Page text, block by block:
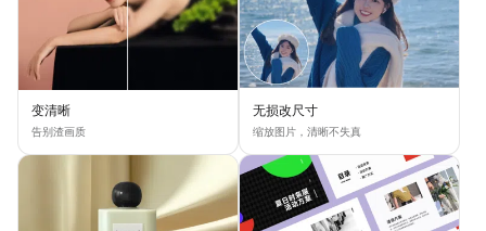
变清晰
告别渣画质
无损改尺寸
缩放图片，清晰不失真